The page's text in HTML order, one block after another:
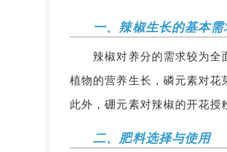
一、辣椒生长的基本需
辣椒对养分的需求较为全面
植物的营养生长，磷元素对花
此外，硼元素对辣椒的开花授
二、肥料选择与使用